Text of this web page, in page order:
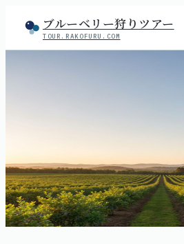
ブルーベリー狩りツアー
TOUR.RAKOFURU.COM